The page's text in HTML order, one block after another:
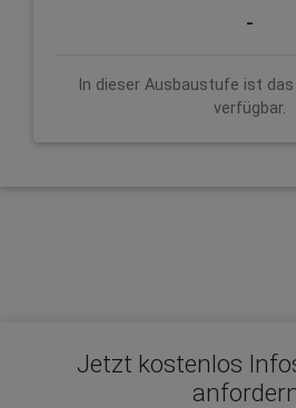
-
In dieser Ausbaustufe ist
verfügbar.
Jetzt kostenlos